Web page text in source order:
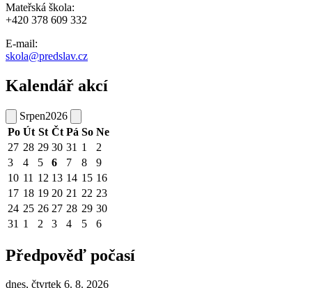
Mateřská škola:
+420 378 609 332
E-mail:
skola@predslav.cz
Kalendář akcí
Srpen2026
Po Út St Čt Pá So Ne
27 28 29 30 31 1
2
3
4 5 6 7 8
9
10 11 12 13 14 15 16
17 18 19 20 21 22 23
24 25 26 27 28 29 30
31 1 2 3 4 5 6
Předpověď počasí
dnes, čtvrtek 6. 8. 2026